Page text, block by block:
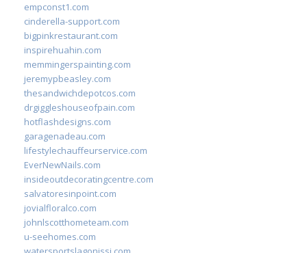
empconst1.com
cinderella-support.com
bigpinkrestaurant.com
inspirehuahin.com
memmingerspainting.com
jeremypbeasley.com
thesandwichdepotcos.com
drgiggleshouseofpain.com
hotflashdesigns.com
garagenadeau.com
lifestylechauffeurservice.com
EverNewNails.com
insideoutdecoratingcentre.com
salvatoresinpoint.com
jovialfloralco.com
johnlscotthometeam.com
u-seehomes.com